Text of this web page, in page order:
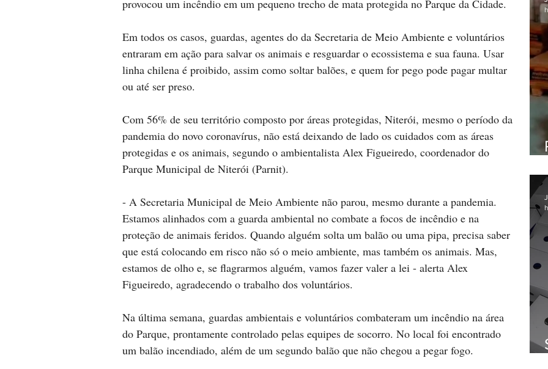
provocou um incêndio em um pequeno trecho de mata protegida no Parque da Cidade.
Em todos os casos, guardas, agentes do da Secretaria de Meio Ambiente e voluntários
entraram em ação para salvar os animais e resguardar o ecossistema e sua fauna. Usar
linha chilena é proibido, assim como soltar balões, e quem for pego pode pagar multar
ou até ser preso.
Com 56% de seu território composto por áreas protegidas, Niterói, mesmo o período da
pandemia do novo coronavírus, não está deixando de lado os cuidados com as áreas
protegidas e os animais, segundo o ambientalista Alex Figueiredo, coordenador do
Parque Municipal de Niterói (Parnit).
- A Secretaria Municipal de Meio Ambiente não parou, mesmo durante a pandemia.
Estamos alinhados com a guarda ambiental no combate a focos de incêndio e na
proteção de animais feridos. Quando alguém solta um balão ou uma pipa, precisa saber
que está colocando em risco não só o meio ambiente, mas também os animais. Mas,
estamos de olho e, se flagrarmos alguém, vamos fazer valer a lei - alerta Alex
Figueiredo, agradecendo o trabalho dos voluntários.
Na última semana, guardas ambientais e voluntários combateram um incêndio na área
do Parque, prontamente controlado pelas equipes de socorro. No local foi encontrado
um balão incendiado, além de um segundo balão que não chegou a pegar fogo.